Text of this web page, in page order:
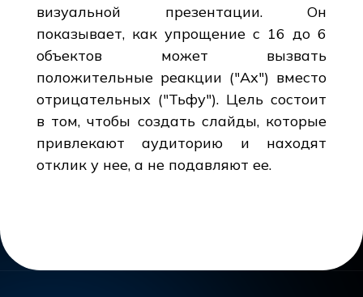
визуальной презентации. Он
показывает, как упрощение с 16 до 6
объектов может вызвать
положительные реакции ("Ах") вместо
отрицательных ("Тьфу"). Цель состоит
в том, чтобы создать слайды, которые
привлекают аудиторию и находят
отклик у нее, а не подавляют ее.